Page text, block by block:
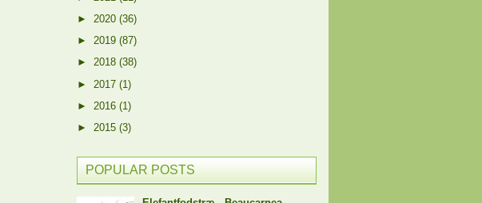
► 2020 (36)
► 2019 (87)
► 2018 (38)
► 2017 (1)
► 2016 (1)
► 2015 (3)
POPULAR POSTS